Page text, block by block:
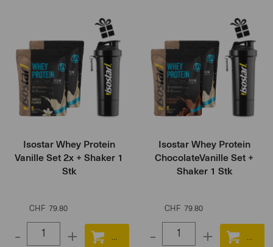
Isostar Whey Protein
Vanille Set 2x + Shaker 1
Stk
CHF 79.80
- +
Isostar Whey Protein
ChocolateVanille Set +
Shaker 1 Stk
CHF 79.80
- +